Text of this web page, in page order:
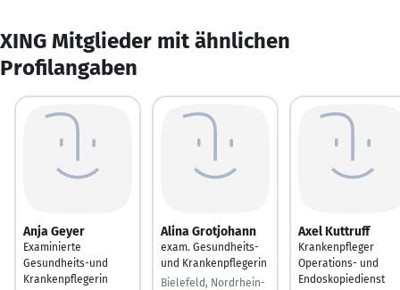
XING Mitglieder mit ähnlichen
Profilangaben
Anja Geyer
Examinierte
Gesundheits-und
Krankenpflegerin
Alina Grotjohann
exam. Gesundheits-
und Krankenpflegerin
Bielefeld, Nordrhein-
Axel Kuttruff
Krankenpfleger
Operations- und
Endoskopiedienst